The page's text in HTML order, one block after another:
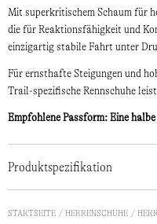
Mit superkritischem Schaum für
die für Reaktionsfähigkeit und
einzigartig stabile Fahrt unter
Für ernsthafte Steigungen und
Trail-spezifische Rennschuhe
Empfohlene Passform: Eine
Produktspezifikation
STARTSEITE HERRENSCHUHE